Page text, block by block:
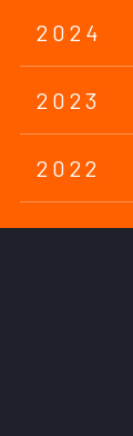
2024
2023
2022
2021